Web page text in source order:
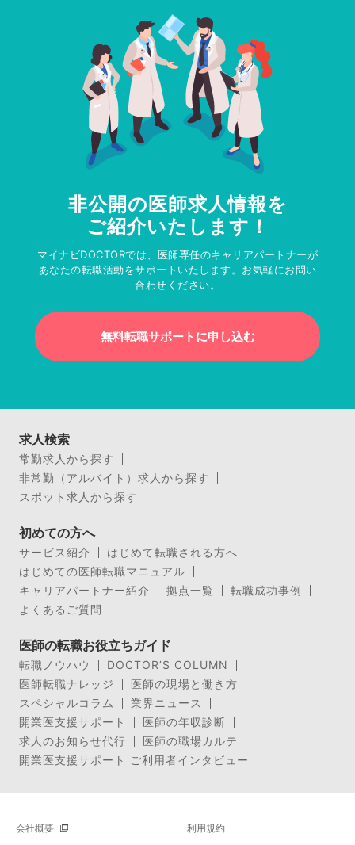
非公開の医師求人情報を
ご紹介いたします！
マイナビDOCTORでは、医師専任のキャリアパートナーが
あなたの転職活動をサポートいたします。お気軽にお問い
合わせください。
無料転職サポートに申し込む
求人検索
常勤求人から探す
非常勤（アルバイト）求人から探す
スポット求人から探す
初めての方へ
サービス紹介
はじめて転職される方へ
はじめての医師転職マニュアル
キャリアパートナー紹介
拠点一覧
転職成功事例
よくあるご質問
医師の転職お役立ちガイド
転職ノウハウ
DOCTOR’S COLUMN
医師転職ナレッジ
医師の現場と働き方
スペシャルコラム
業界ニュース
開業医支援サポート
医師の年収診断
求人のお知らせ代行
医師の職場カルテ
開業医支援サポート ご利用者インタビュー
会社概要 利用規約